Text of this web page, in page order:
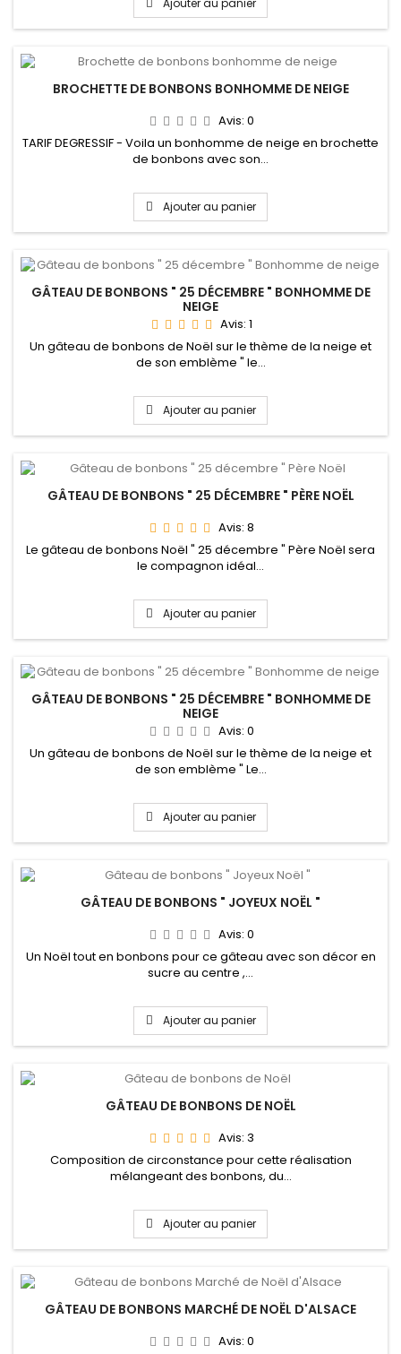
Ajouter au panier
BROCHETTE DE BONBONS BONHOMME DE NEIGE
Avis: 0
TARIF DEGRESSIF - Voila un bonhomme de neige en brochette
de bonbons avec son...
Ajouter au panier
GÂTEAU DE BONBONS " 25 DÉCEMBRE " BONHOMME DE
NEIGE
Avis: 1
Un gâteau de bonbons de Noël sur le thème de la neige et
de son emblème " le...
Ajouter au panier
GÂTEAU DE BONBONS " 25 DÉCEMBRE " PÈRE NOËL
Avis: 8
Le gâteau de bonbons Noël " 25 décembre " Père Noël sera
le compagnon idéal...
Ajouter au panier
GÂTEAU DE BONBONS " 25 DÉCEMBRE " BONHOMME DE
NEIGE
Avis: 0
Un gâteau de bonbons de Noël sur le thème de la neige et
de son emblème " Le...
Ajouter au panier
GÂTEAU DE BONBONS " JOYEUX NOËL "
Avis: 0
Un Noël tout en bonbons pour ce gâteau avec son décor en
sucre au centre ,...
Ajouter au panier
GÂTEAU DE BONBONS DE NOËL
Avis: 3
Composition de circonstance pour cette réalisation
mélangeant des bonbons, du...
Ajouter au panier
GÂTEAU DE BONBONS MARCHÉ DE NOËL D'ALSACE
Avis: 0